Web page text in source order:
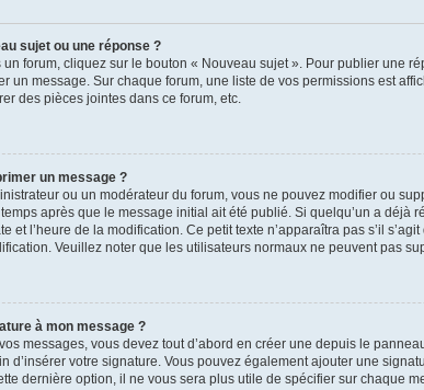
sujet ou une réponse ?
forum, cliquez sur le bouton « Nouveau sujet ». Pour publier une
un message. Sur chaque forum, une liste de vos permissions est
des pièces jointes dans ce forum, etc.
un message ?
ou un modérateur du forum, vous ne pouvez modifier ou
après que le message initial ait été publié. Si quelqu’un a
et l’heure de la modification. Ce petit texte n’apparaîtra pas s’il
Veuillez noter que les utilisateurs normaux ne peuvent pas
à mon message ?
messages, vous devez tout d’abord en créer une depuis le
d’insérer votre signature. Vous pouvez également ajouter une
dernière option, il ne vous sera plus utile de spécifier sur chaque